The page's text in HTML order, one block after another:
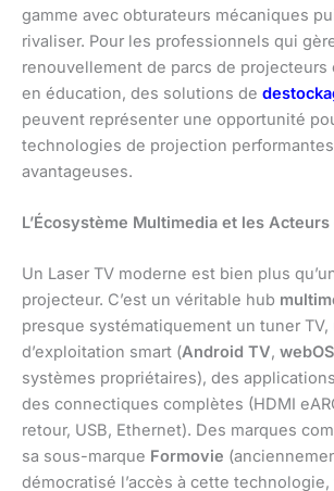
gamme avec obturateurs mécaniques
rivaliser. Pour les professionnels qui
renouvellement de parcs de projecteurs
en éducation, des solutions de
peuvent représenter une opportunité
technologies de projection
avantageuses.
L’Écosystème Multimedia et les
Un Laser TV moderne est bien plus
projecteur. C’est un véritable hub
presque systématiquement un tuner TV,
d’exploitation smart (Android TV, webOS
systèmes propriétaires), des
des connectiques complètes (HDMI
retour, USB, Ethernet). Des marques
sa sous-marque Formovie
démocratisé l’accès à cette